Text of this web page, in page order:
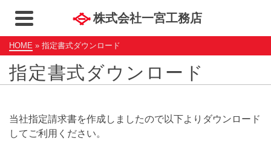
株式会社一宮工務店
指定書式ダウンロード
HOME » 指定書式ダウンロード
当社指定請求書を作成しましたので以下よりダウンロード
してご利用ください。